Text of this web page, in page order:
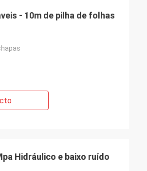
- 10m de pilha de folhas
Hidráulico e baixo ruído